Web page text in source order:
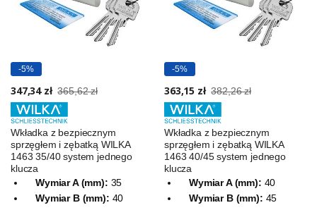
-5%
347,34 zł 365,62 zł
Wkładka z bezpiecznym
sprzęgłem i zębatką WILKA
1463 35/40 system jednego
klucza
Wymiar A (mm): 35
Wymiar B (mm): 40
-5%
363,15 zł 382,26 zł
Wkładka z bezpiecznym
sprzęgłem i zębatką WILKA
1463 40/45 system jednego
klucza
Wymiar A (mm): 40
Wymiar B (mm): 45